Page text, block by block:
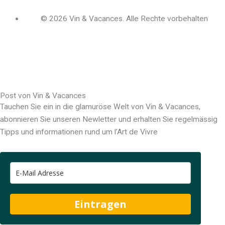
© 2026 Vin & Vacances. Alle Rechte vorbehalten
c
e
b
o
o
n
k
e
d
i
Post von Vin & Vacances
Tauchen Sie ein in die glamuröse Welt von Vin & Vacances,
abonnieren Sie unseren Newletter und erhalten Sie regelmässig
Tipps und informationen rund um l’Art de Vivre
Eintragen